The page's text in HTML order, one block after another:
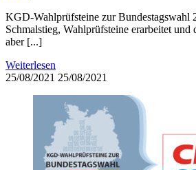
KGD-Wahlprüfsteine zur Bundestagswahl
Schmalstieg, Wahlprüfsteine erarbeitet
aber [...]
Weiterlesen
25/08/2021 25/08/2021